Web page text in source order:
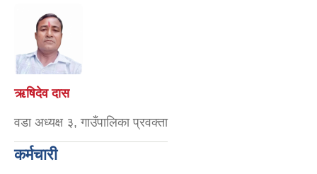
ऋषिदेव दास
वडा अध्यक्ष ३, गाउँपालिका प्रवक्ता
कर्मचारी